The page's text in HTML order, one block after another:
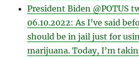
President Biden @POTUS
06.10.2022: As I’ve said
should be in jail just for
marijuana. Today, I’m